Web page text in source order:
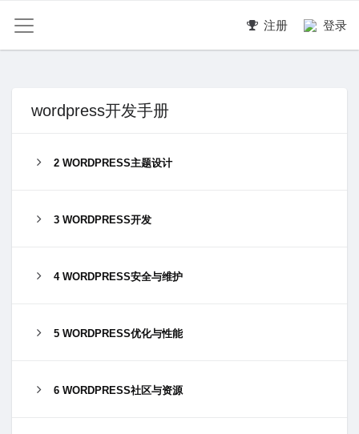
注册 登录
wordpress开发手册
2 WORDPRESS主题设计
3 WORDPRESS开发
4 WORDPRESS安全与维护
5 WORDPRESS优化与性能
6 WORDPRESS社区与资源